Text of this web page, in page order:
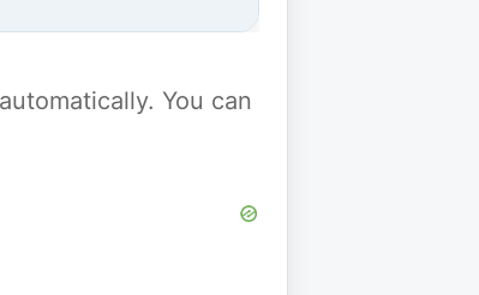
You can